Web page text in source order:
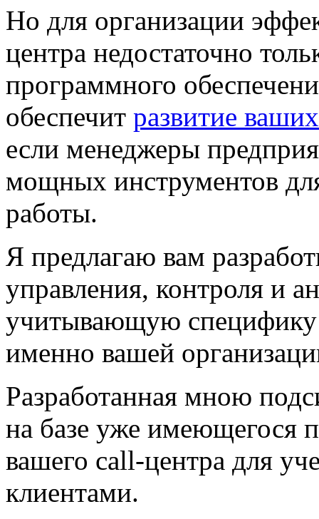
Но для организации
центра недостаточно
программного
обеспечит развитие
если менеджеры
мощных инструментов
работы.
Я предлагаю вам
управления, контроля и
учитывающую
именно вашей
Разработанная мною
на базе уже имеющегося
вашего сall-центра для
клиентами.